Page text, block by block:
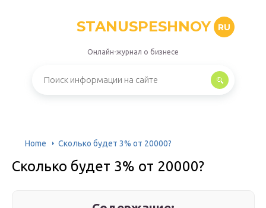
STANUSPESHNOY RU
Онлайн-журнал о бизнесе
Home Сколько будет 3% от 20000?
Сколько будет 3% от 20000?